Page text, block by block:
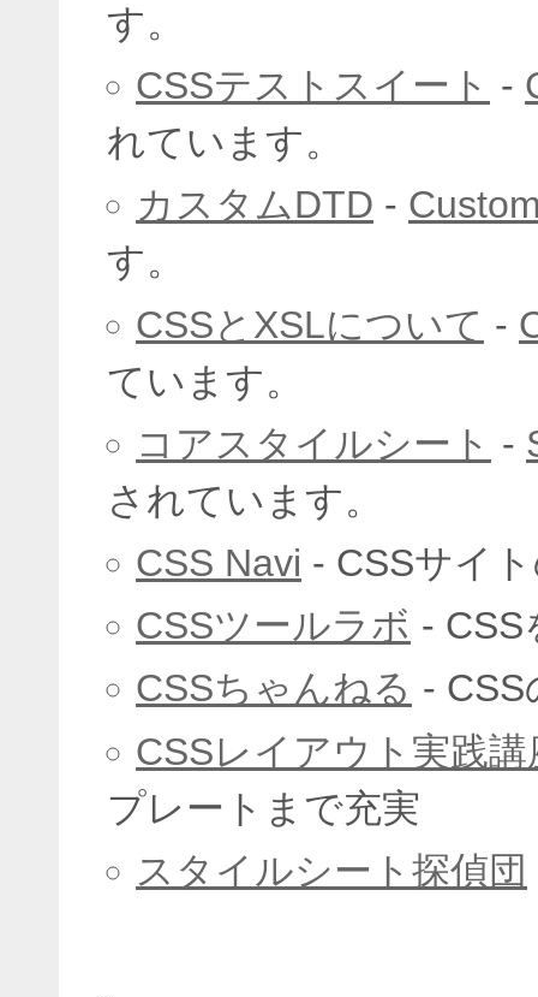
す。
CSSテストスイート -
れています。
カスタムDTD -
す。
CSSとXSLについて -
ています。
コアスタイルシート -
されています。
CSS Navi - CSSサイ
CSSツールラボ - CSS
CSSちゃんねる - CSS
CSSレイアウト実践講
プレートまで充実
スタイルシート探偵団